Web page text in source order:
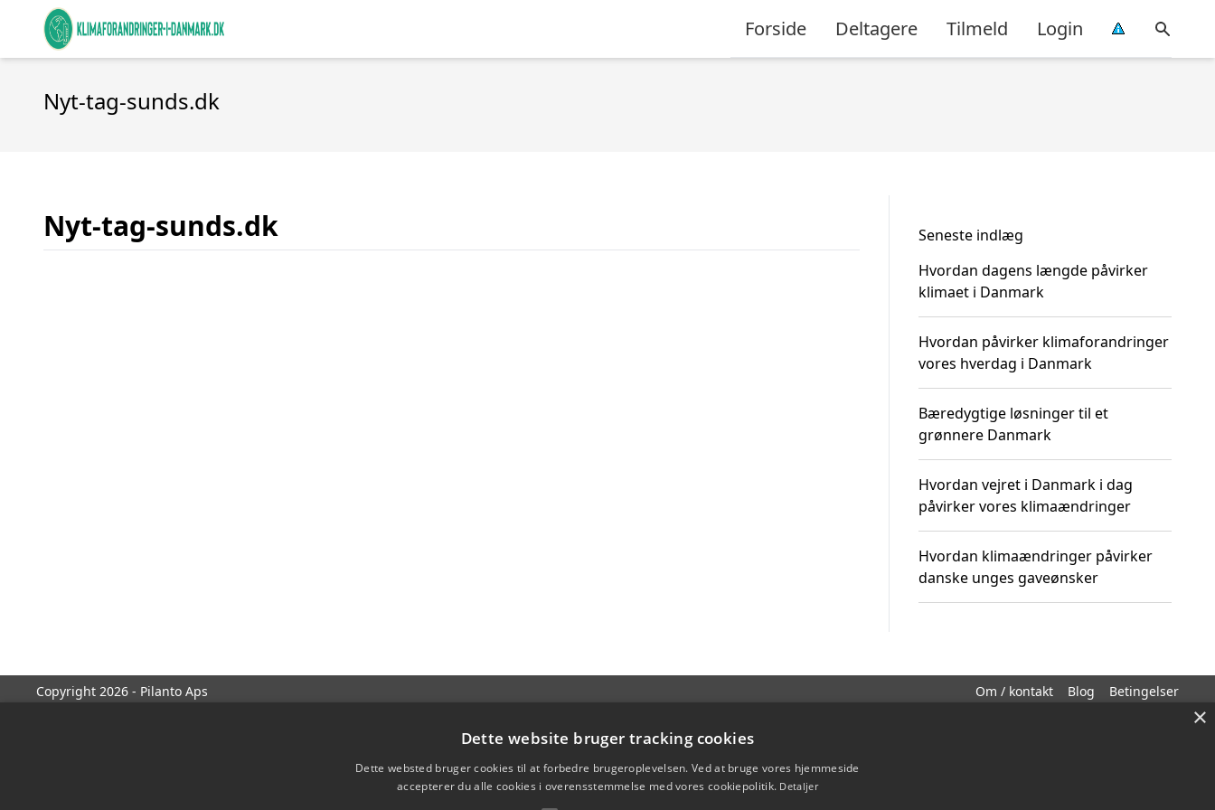
Forside Deltagere Tilmeld Login
Nyt-tag-sunds.dk
Nyt-tag-sunds.dk
Seneste indlæg
Hvordan dagens længde påvirker
klimaet i Danmark
Hvordan påvirker klimaforandringer
vores hverdag i Danmark
Bæredygtige løsninger til et
grønnere Danmark
Hvordan vejret i Danmark i dag
påvirker vores klimaændringer
Hvordan klimaændringer påvirker
danske unges gaveønsker
Copyright 2026 - Pilanto Aps Om / kontakt Blog Betingelser
×
Dette website bruger tracking cookies
Dette websted bruger cookies til at forbedre brugeroplevelsen. Ved at bruge vores hjemmeside
accepterer du alle cookies i overensstemmelse med vores cookiepolitik. Detaljer